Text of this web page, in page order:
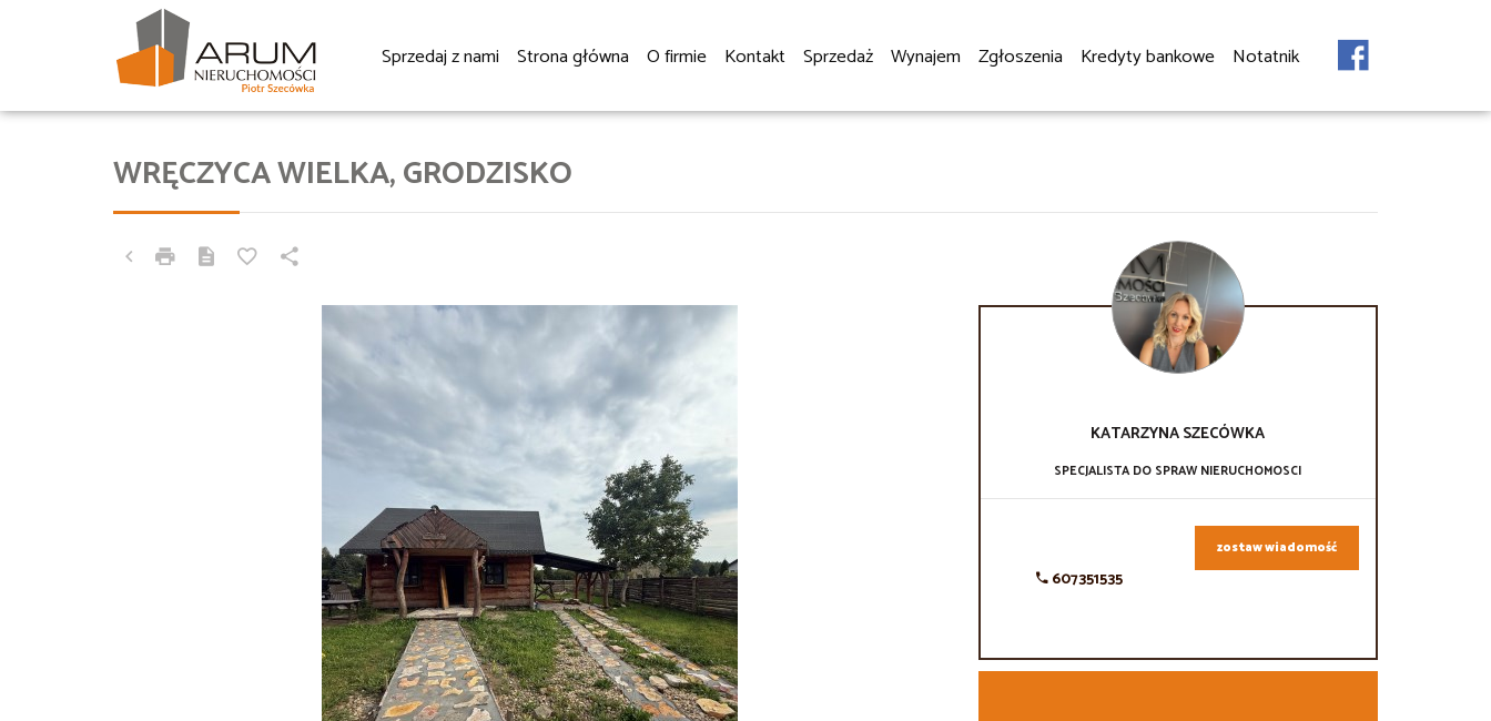
Sprzedaj z nami Strona główna O firmie Kontakt Sprzedaż Wynajem Zgłoszenia Kredyty bankowe Notatnik
WRĘCZYCA WIELKA, GRODZISKO
KATARZYNASZECÓWKA
SPECJALISTA DO SPRAW NIERUCHOMOSCI
607351535
zostaw wiadomość